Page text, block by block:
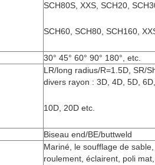
SCH80S, XXS, SCH20,
SCH60, SCH80, SCH160,
30° 45° 60° 90° 180°, etc.
LR/long radius/R=1.5D, SR/
divers rayon : 3D, 4D, 5D,
10D, 20D etc.
Biseau end/BE/buttweld
Mariné, le soufflage de
roulement, éclairent, poli